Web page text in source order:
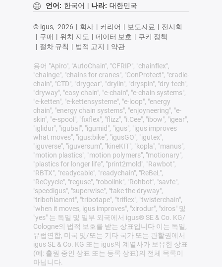
언어: 한국어 | 나라: 대한민국
© igus, 2026 | 회사 | 커리어 | 보도자료 | 전시회
| 구매 | 위치 지도 | 데이터 보호 | 쿠키 정책
| 절차 규칙 | 법적 고지 | 약관
용어 "Apiro", "AutoChain", "CFRIP", "chainflex",
"chainge", "chains for cranes", "ConProtect", "cradle-
chain", "CTD", "drygear", "drylin", "dryspin", "dry-tech",
"dryway", "easy chain", "e-chain", "e-chain systems",
"e-ketten", "e-kettensysteme", "e-loop", "energy
chain", "energy chain systems", "enjoyneering", "e-
skin", "e-spool", "fixflex", "flizz", "i.Cee", "ibow", "igear",
"iglidur", "igubal", "igumid", "igus", "igus improves
what moves", "igus:bike", "igusGO", "igutex",
"iguverse", "iguversum", "kineKIT", "kopla", "manus",
"motion plastics", "motion polymers", "motionary",
"plastics for longer life", "print2mold", "Rawbot",
"RBTX", "readycable", "readychain", "ReBeL",
"ReCyycle", "reguse", "robolink", "Rohbot", "savfe",
"speedigus", "superwise", "take the dryway",
"tribofilament", "tribotape", "triflex", "twisterchain",
"when it moves, igus improves", "xirodur", "xiros" 및
"yes" 는 독일 및 일부 외국에서 igus® SE & Co. KG/
Cologne의 법적 보호를 받는 상표입니다 이는 독일,
유럽연합, 미국 및/또는 기타 국가 또는 관할권에서
igus SE & Co. KG 또는 igus의 계열사가 보유한 상표
(예: 출원 중인 상표 또는 등록 상표)의 전체 목록이
아닙니다.